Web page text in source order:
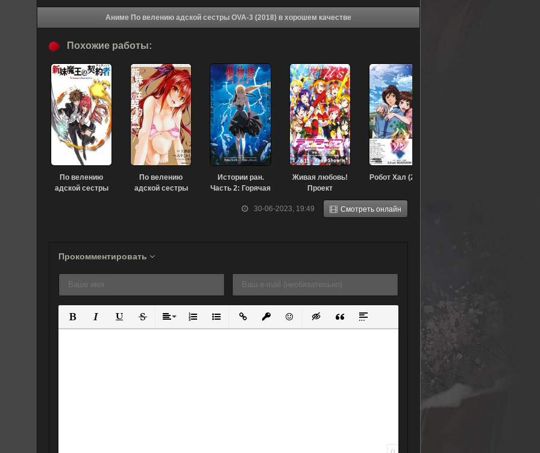
Аниме По велению адской сестры OVA-3 (2018) в хорошем качестве
30-06-2023, 19:49 Смотреть онлайн
Похожие работы:
По велению
адской сестры
По велению
адской сестры
Истории ран.
Часть 2: Горячая
Живая любовь!
Проект
«Школьный
идол» (2015)
Робот Хал (2013)
Прокомментировать
Полужирный
КурсивПодчеркнутый
ЗачеркнутыйВыравнивание
Нумерованный список
Маркированный список
Вставить ссылку
Вставить защищенную ссылку
Вставить смайлик
Вставка скрытого текста
Вставка цитаты
Вставка спойлера